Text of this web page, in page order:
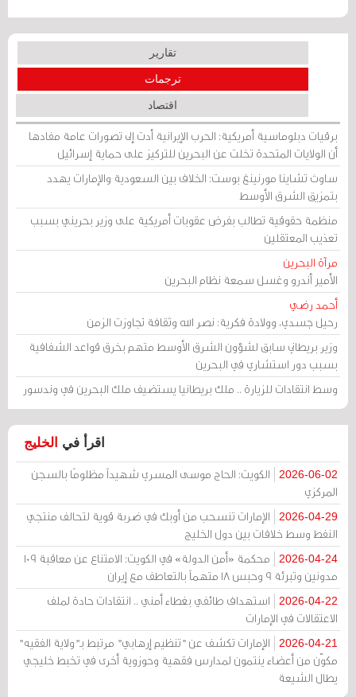
تقارير
ترجمات
اقتصاد
برقيات دبلوماسية أمريكية: الحرب الإيرانية أدت إلى تصورات عامة مفادها
أن الولايات المتحدة تخلت عن البحرين للتركيز على حماية إسرائيل
ساوث تشاينا مورنينغ بوست: الخلاف بين السعودية والإمارات يهدد
بتمزيق الشرق الأوسط
منظمة حقوقية تطالب بفرض عقوبات أمريكية على وزير بحريني بسبب
تعذيب المعتقلين
مرآة البحرين
الأمير أندرو وغسل سمعة نظام البحرين
أحمد رضي
رحيل جسدي، وولادة فكرية: نصر الله وثقافة تجاوزت الزمن
وزير بريطاني سابق لشؤون الشرق الأوسط متهم بخرق قواعد الشفافية
بسبب دور استشاري في البحرين
وسط انتقادات للزيارة .. ملك بريطانيا يستضيف ملك البحرين في وندسور
اقرأ في الخليج
2026-06-02
الكويت: الحاج موسى المسري شهيداً مظلومًا بالسجن
المركزي
2026-04-29
الإمارات تنسحب من أوبك في ضربة قوية لتحالف منتجي
النفط وسط خلافات بين دول الخليج
2026-04-24
محكمة «أمن الدولة» في الكويت: الامتناع عن معاقبة 109
مدونين وتبرئة 9 وحبس 18 متهماً بالتعاطف مع إيران
2026-04-22
استهداف طائفي بغطاء أمني .. انتقادات حادة لملف
الاعتقالات في الإمارات
2026-04-21
الإمارات تكشف عن "تنظيم إرهابي" مرتبط بـ"ولاية الفقيه"
مكوّن من أعضاء ينتمون لمدارس فقهية وحوزوية أخرى في تخبط خليجي
يطال الشيعة